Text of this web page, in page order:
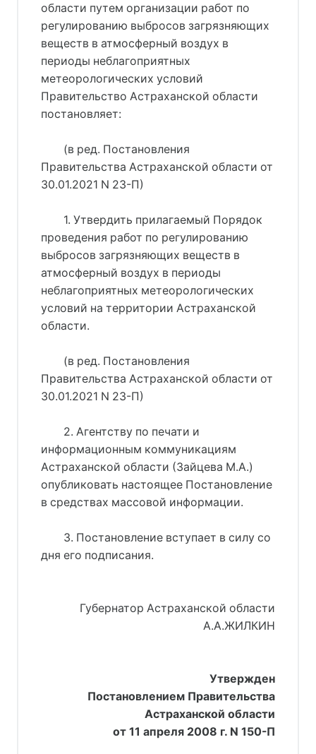
области путем организации работ по
регулированию выбросов загрязняющих
веществ в атмосферный воздух в
периоды неблагоприятных
метеорологических условий
Правительство Астраханской области
постановляет:
(в ред. Постановления
Правительства Астраханской области от
30.01.2021 N 23-П)
1. Утвердить прилагаемый Порядок
проведения работ по регулированию
выбросов загрязняющих веществ в
атмосферный воздух в периоды
неблагоприятных метеорологических
условий на территории Астраханской
области.
(в ред. Постановления
Правительства Астраханской области от
30.01.2021 N 23-П)
2. Агентству по печати и
информационным коммуникациям
Астраханской области (Зайцева М.А.)
опубликовать настоящее Постановление
в средствах массовой информации.
3. Постановление вступает в силу со
дня его подписания.
Губернатор Астраханской области
А.А.ЖИЛКИН
Утвержден
Постановлением Правительства
Астраханской области
от 11 апреля 2008 г. N 150-П